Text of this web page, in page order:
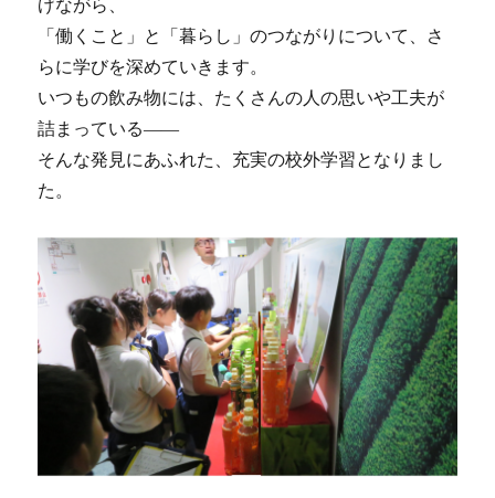
げながら、
「働くこと」と「暮らし」のつながりについて、さ
らに学びを深めていきます。
いつもの飲み物には、たくさんの人の思いや工夫が
詰まっている――
そんな発見にあふれた、充実の校外学習となりまし
た。